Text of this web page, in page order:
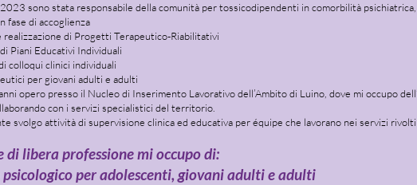
sono stata responsabile della comunità per tossicodipendenti in comorbilità psichiatrica,
fase di accoglienza
realizzazione di Progetti Terapeutico-Riabilitativi
Piani Educativi Individuali
colloqui clinici individuali
per giovani adulti e adulti
opero presso il Nucleo di Inserimento Lavorativo dell’Ambito di Luino, dove mi occupo
con i servizi specialistici del territorio.
svolgo attività di supervisione clinica ed educativa per équipe che lavorano nei servizi rivolti
di libera professione mi occupo di:
psicologico per adolescenti, giovani adulti e adulti